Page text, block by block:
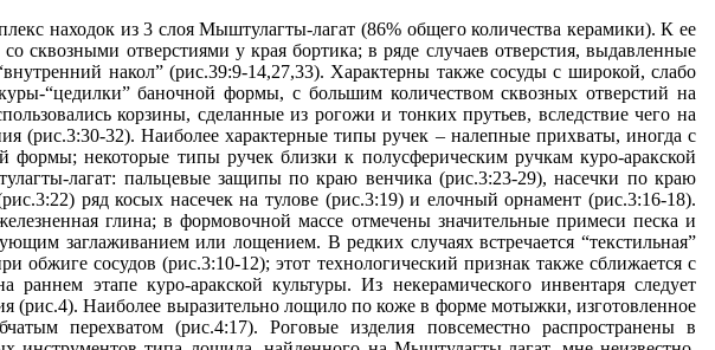
находок из 3 слоя Мыштулагты-лагат (86% общего количества керамики). К ее
сквозными отверстиями у края бортика; в ряде случаев отверстия, выдавленные
накол” (рис.39:9-14,27,33). Характерны также сосуды с широкой, слабо
“цедилки” баночной формы, с большим количеством сквозных отверстий на
корзины, сделанные из рогожи и тонких прутьев, вследствие чего на
(рис.3:30-32). Наиболее характерные типы ручек – налепные прихваты, иногда с
формы; некоторые типы ручек близки к полусферическим ручкам куро-аракской
лагат: пальцевые защипы по краю венчика (рис.3:23-29), насечки по краю
ряд косых насечек на тулове (рис.3:19) и елочный орнамент (рис.3:16-18).
глина; в формовочной массе отмечены значительные примеси песка и
заглаживанием или лощением. В редких случаях встречается “текстильная”
обжиге сосудов (рис.3:10-12); этот технологический признак также сближается с
раннем этапе куро-аракской культуры. Из некерамического инвентаря следует
(рис.4). Наиболее выразительно лощило по коже в форме мотыжки, изготовленное
перехватом (рис.4:17). Роговые изделия повсеместно распространены в